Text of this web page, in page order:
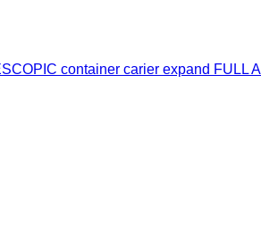
container carier expand FULL